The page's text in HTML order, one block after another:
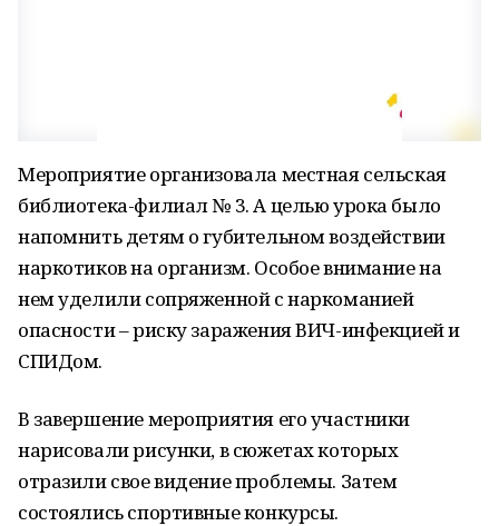
Мероприятие организовала местная сельская
библиотека-филиал № 3. А целью урока было
напомнить детям о губительном воздействии
наркотиков на организм. Особое внимание на
нем уделили сопряженной с наркоманией
опасности – риску заражения ВИЧ-инфекцией и
СПИДом.
В завершение мероприятия его участники
нарисовали рисунки, в сюжетах которых
отразили свое видение проблемы. Затем
состоялись спортивные конкурсы.